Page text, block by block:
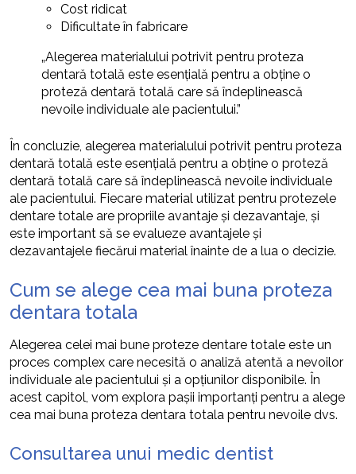
Cost ridicat
Dificultate în fabricare
„Alegerea materialului potrivit pentru proteza
dentară totală este esențială pentru a obține o
proteză dentară totală care să îndeplinească
nevoile individuale ale pacientului.”
În concluzie, alegerea materialului potrivit pentru proteza
dentară totală este esențială pentru a obține o proteză
dentară totală care să îndeplinească nevoile individuale
ale pacientului. Fiecare material utilizat pentru protezele
dentare totale are propriile avantaje și dezavantaje, și
este important să se evalueze avantajele și
dezavantajele fiecărui material înainte de a lua o decizie.
Cum se alege cea mai buna proteza
dentara totala
Alegerea celei mai bune proteze dentare totale este un
proces complex care necesită o analiză atentă a nevoilor
individuale ale pacientului și a opțiunilor disponibile. În
acest capitol, vom explora pașii importanți pentru a alege
cea mai buna proteza dentara totala pentru nevoile dvs.
Consultarea unui medic dentist